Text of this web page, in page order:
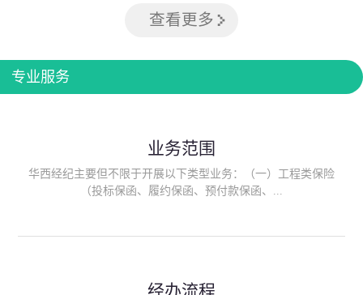
查看更多
专业服务
业务范围
华西经纪主要但不限于开展以下类型业务：（一）工程类保险
（投标保函、履约保函、预付款保函、...
经办流程